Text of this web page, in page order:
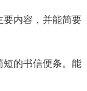
要内容，并能简要
短的书信便条。能